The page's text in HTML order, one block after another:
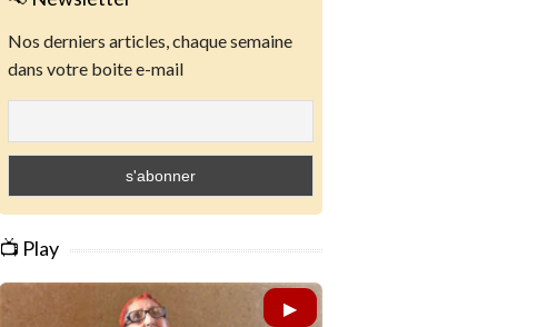
Nos derniers articles, chaque semaine
dans votre boite e-mail
📺 Play